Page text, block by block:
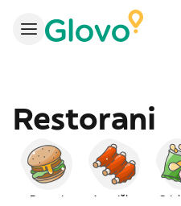
Restorani
Burgeri Američka